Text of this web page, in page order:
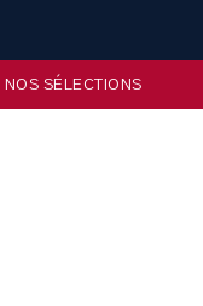
NOS SÉLECTIONS